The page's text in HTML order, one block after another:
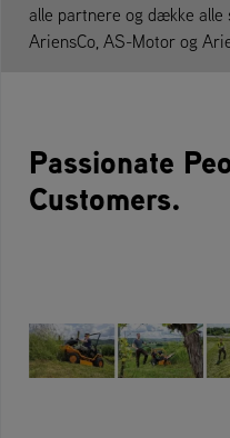
alle partnere og dække
AriensCo, AS-Motor og
Passionate
Customers.